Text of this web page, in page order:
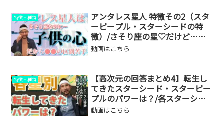
特徴・種類
アンタレス星人 特徴その2（スタ
ーピープル・スターシードの特
徴）/さそり座の星♡だけど…子
供の心～Child Heart～
動画はこちら
特徴・種類
【高次元の回答まとめ4】転生し
てきたスターシード・スターピー
プルのパワーは？/各スターシー
ド・スターピープルの特徴
動画はこちら